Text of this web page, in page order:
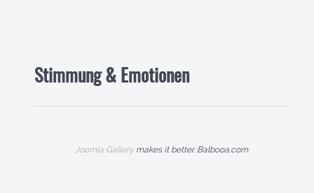
Stimmung & Emotionen
Joomla Gallerymakes it better. Balbooa.com